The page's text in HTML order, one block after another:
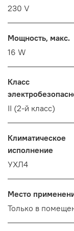
230 V
Мощность, макс.
16 W
Класс
II (2-й класс)
Климатическое
исполнение
УХЛ4
Место
Только в